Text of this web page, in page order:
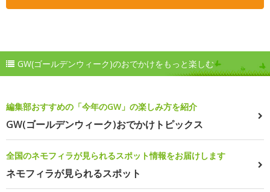
GW(ゴールデンウィーク)のおでかけをもっと楽しむ
編集部おすすめの「今年のGW」の楽しみ方を紹介
GW(ゴールデンウィーク)おでかけトピックス
全国のネモフィラが見られるスポット情報をお届けします
ネモフィラが見られるスポット